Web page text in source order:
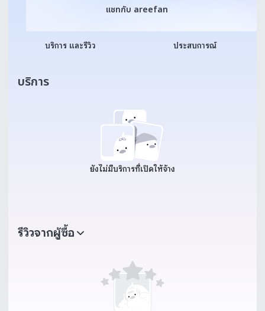
แชทกับ areefan
แชทกับ areefan
บริการ และรีวิว ประสบการณ์
บริการ
ยังไม่มีบริการที่เปิดให้จ้าง
รีวิวจากผู้ซื้อ